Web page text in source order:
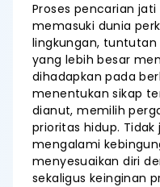
Proses pencarian
memasuki dunia
lingkungan, tuntutan
yang lebih besar
dihadapkan pada
menentukan sikap
dianut, memilih
prioritas hidup.
mengalami
menyesuaikan diri
sekaligus keinginan